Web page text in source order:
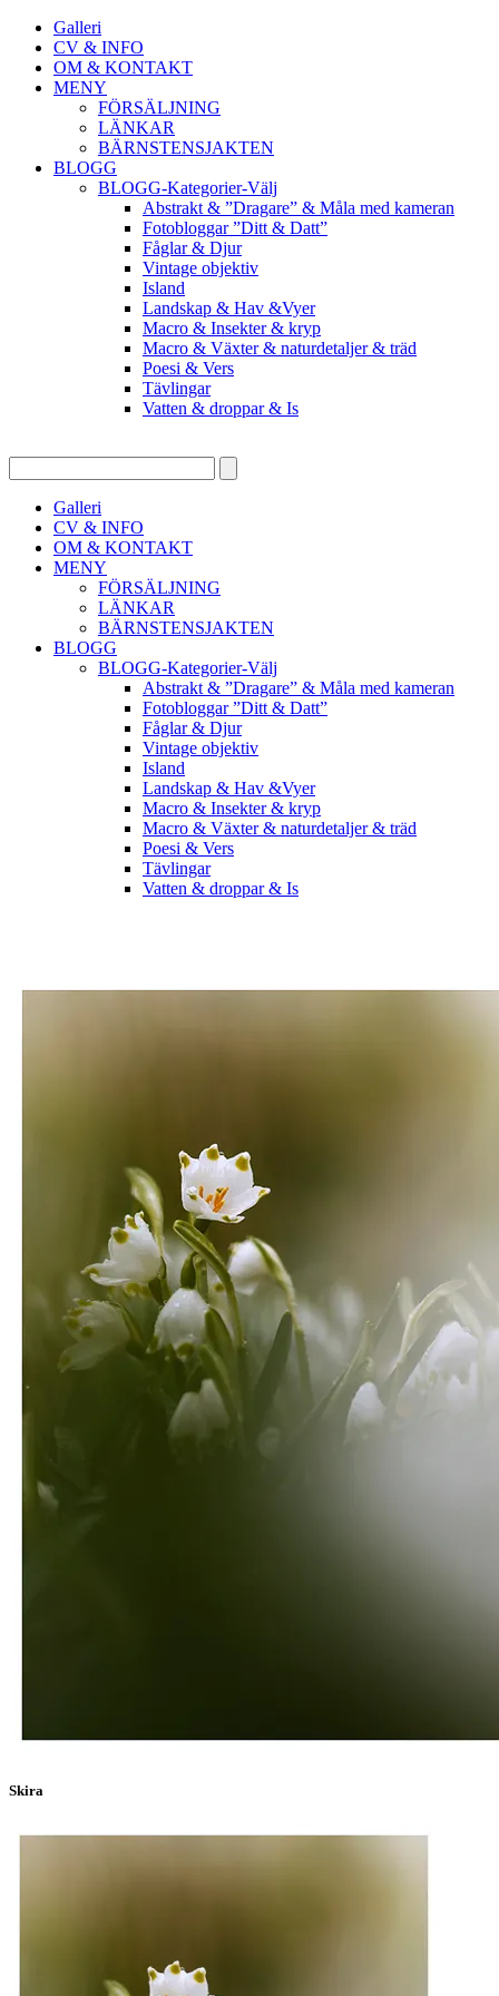
Galleri
CV & INFO
OM & KONTAKT
MENY
FÖRSÄLJNING
LÄNKAR
BÄRNSTENSJAKTEN
BLOGG
BLOGG-Kategorier-Välj
Abstrakt & ”Dragare” & Måla med kameran
Fotobloggar ”Ditt & Datt”
Fåglar & Djur
Vintage objektiv
Island
Landskap & Hav &Vyer
Macro & Insekter & kryp
Macro & Växter & naturdetaljer & träd
Poesi & Vers
Tävlingar
Vatten & droppar & Is
Galleri
CV & INFO
OM & KONTAKT
MENY
FÖRSÄLJNING
LÄNKAR
BÄRNSTENSJAKTEN
BLOGG
BLOGG-Kategorier-Välj
Abstrakt & ”Dragare” & Måla med kameran
Fotobloggar ”Ditt & Datt”
Fåglar & Djur
Vintage objektiv
Island
Landskap & Hav &Vyer
Macro & Insekter & kryp
Macro & Växter & naturdetaljer & träd
Poesi & Vers
Tävlingar
Vatten & droppar & Is
Skira